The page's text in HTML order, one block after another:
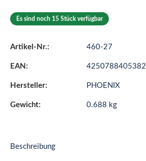
Es sind noch 15 Stück verfügbar
Artikel-Nr.: 460-27
EAN: 4250788405382
Hersteller: PHOENIX
Gewicht: 0.688 kg
Beschreibung